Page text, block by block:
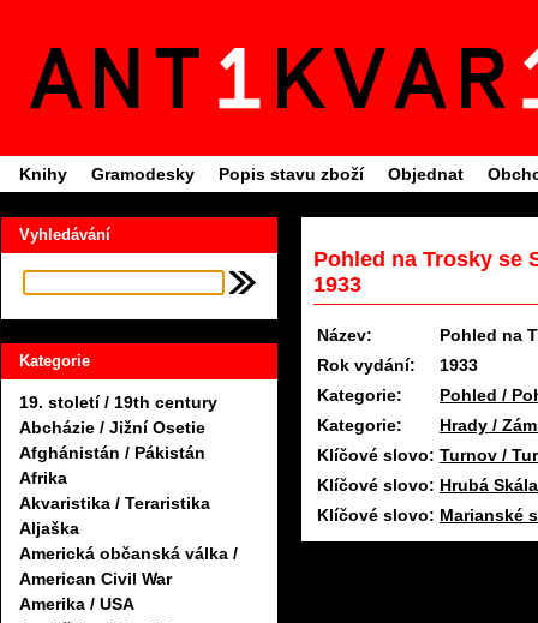
Knihy Gramodesky Popis stavu zboží Objednat
Vyhledávání
Kategorie
19. století / 19th century
Abcházie / Jižní Osetie
Afghánistán / Pákistán
Afrika
Akvaristika / Teraristika
Aljaška
Americká občanská válka /
American Civil War
Amerika / USA
Pohled na Trosky se
1933
Název:
Pohled na
Rok vydání:
1933
Kategorie:
Pohled /
Kategorie:
Hrady /
Klíčové slovo: Turnov /
Klíčové slovo: Hrubá
Klíčové slovo: Marianské